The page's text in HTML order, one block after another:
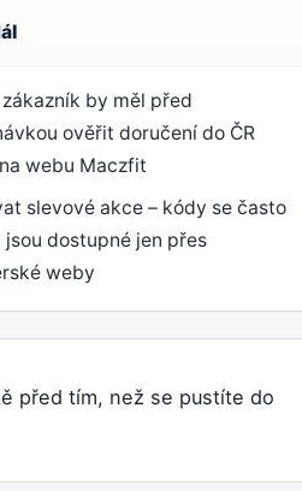
by měl před
ověřit doručení do ČR
webu Maczfit
slevové akce – kódy se často
jsou dostupné jen přes
weby
před tím, než se pustíte do